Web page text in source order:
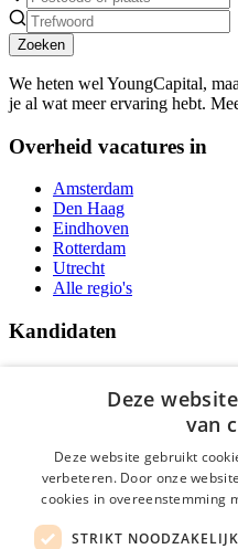
Zoeken
We heten wel YoungCapital,
je al wat meer ervaring hebt.
Overheid vacatures in
Amsterdam
Den Haag
Eindhoven
Rotterdam
Utrecht
Alle regio's
Kandidaten
Vacatures
Over Vacatures Overheid
YoungCapital IOS App
YoungCapital Android App
Deze
van
Deze website gebruikt
verbeteren. Door onze
cookies in overeenstemming
STRIKT NOODZAKELIJK